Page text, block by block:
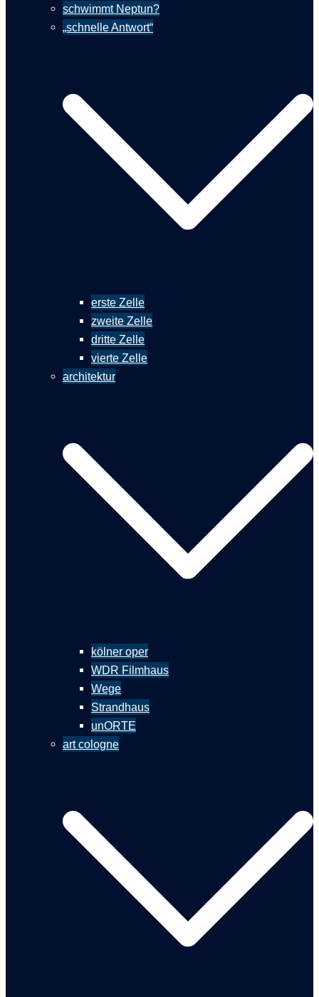
schwimmt Neptun?
„schnelle Antwort“
erste Zelle
zweite Zelle
dritte Zelle
vierte Zelle
architektur
kölner oper
WDR Filmhaus
Wege
Strandhaus
unORTE
art cologne